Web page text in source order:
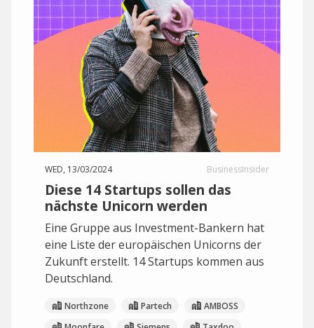
WED, 13/03/2024 BusinessInsider
Diese 14 Startups sollen das
nächste Unicorn werden
Eine Gruppe aus Investment-Bankern hat
eine Liste der europäischen Unicorns der
Zukunft erstellt. 14 Startups kommen aus
Deutschland.
Northzone Partech
AMBOSS